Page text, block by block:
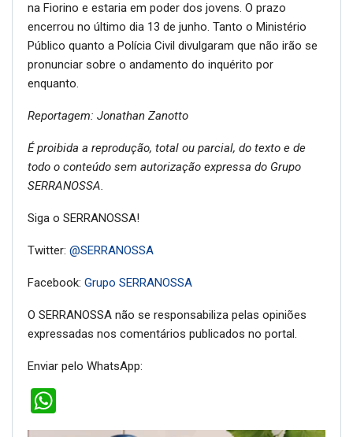
na Fiorino e estaria em poder dos jovens. O prazo
encerrou no último dia 13 de junho. Tanto o Ministério
Público quanto a Polícia Civil divulgaram que não irão se
pronunciar sobre o andamento do inquérito por
enquanto.
Reportagem: Jonathan Zanotto
É proibida a reprodução, total ou parcial, do texto e de
todo o conteúdo sem autorização expressa do Grupo
SERRANOSSA.
Siga o SERRANOSSA!
Twitter: @SERRANOSSA
Facebook: Grupo SERRANOSSA
O SERRANOSSA não se responsabiliza pelas opiniões
expressadas nos comentários publicados no portal.
Enviar pelo WhatsApp: